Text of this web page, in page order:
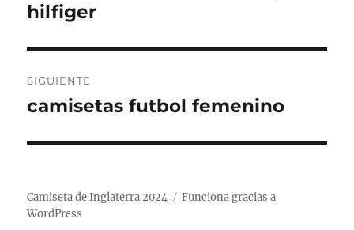
entradas
anterior:
hilfiger
SIGUIENTE
Entrada
camisetas futbol femenino
Camiseta de Inglaterra 2024
Funciona gracias a
WordPress